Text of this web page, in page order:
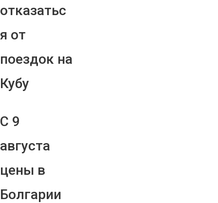
отказатьс
я от
поездок на
Кубу
С 9
августа
цены в
Болгарии